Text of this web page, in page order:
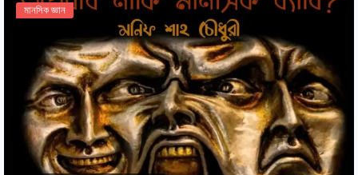
মানসিক জ্ঞান